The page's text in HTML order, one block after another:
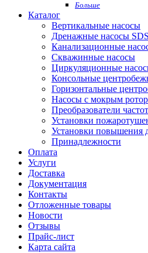
Больше
Каталог
Вертикальные насосы
Дренажные насосы SDS
Канализационные
Скважинные насосы
Циркуляционные
Консольные
Горизонтальные
Насосы с мокрым
Преобразователи
Установки
Установки повышения
Принадлежности
Оплата
Услуги
Доставка
Документация
Контакты
Отложенные товары
Новости
Отзывы
Прайс-лист
Карта сайта